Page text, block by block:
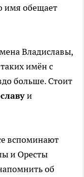
имя обещает
Владиславы,
имён с
больше. Стоит
и
вспоминают
и Оресты
об